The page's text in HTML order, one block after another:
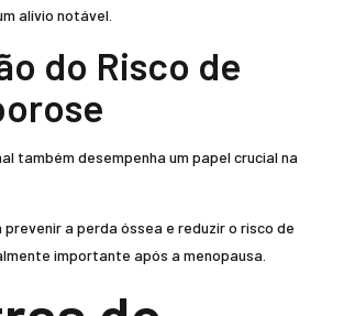
alívio notável.
do Risco de
também desempenha um papel crucial na
prevenir a perda óssea e reduzir o risco de
importante após a menopausa.